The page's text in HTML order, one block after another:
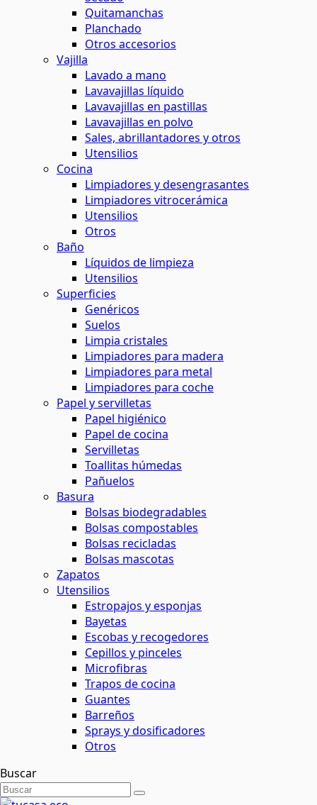
Quitamanchas
Planchado
Otros accesorios
Vajilla
Lavado a mano
Lavavajillas líquido
Lavavajillas en pastillas
Lavavajillas en polvo
Sales, abrillantadores y otros
Utensilios
Cocina
Limpiadores y desengrasantes
Limpiadores vitrocerámica
Utensilios
Otros
Baño
Líquidos de limpieza
Utensilios
Superficies
Genéricos
Suelos
Limpia cristales
Limpiadores para madera
Limpiadores para metal
Limpiadores para coche
Papel y servilletas
Papel higiénico
Papel de cocina
Servilletas
Toallitas húmedas
Pañuelos
Basura
Bolsas biodegradables
Bolsas compostables
Bolsas recicladas
Bolsas mascotas
Zapatos
Utensilios
Estropajos y esponjas
Bayetas
Escobas y recogedores
Cepillos y pinceles
Microfibras
Trapos de cocina
Guantes
Barreños
Sprays y dosificadores
Otros
Buscar